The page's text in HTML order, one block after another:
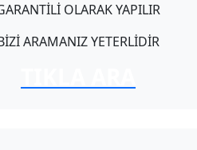
OLARAK YAPILIR
ARAMANIZ YETERLİDİR